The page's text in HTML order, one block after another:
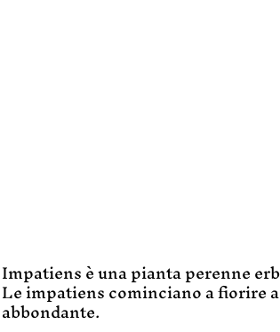
Impatiens è una pianta perenne
Le impatiens cominciano a fiorire
abbondante.